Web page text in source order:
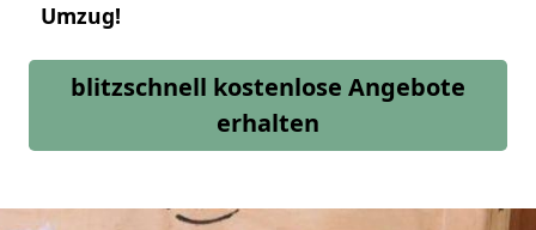
Umzug!
blitzschnell kostenlose Angebote
erhalten